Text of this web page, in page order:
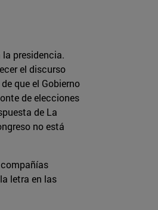
presidencia.
el discurso
que el Gobierno
de elecciones
de La
no está
letra en las